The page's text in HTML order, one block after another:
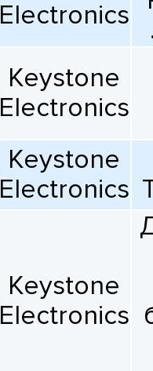
Electronics
Keystone
Electronics
Keystone
Electronics
Keystone
Electronics